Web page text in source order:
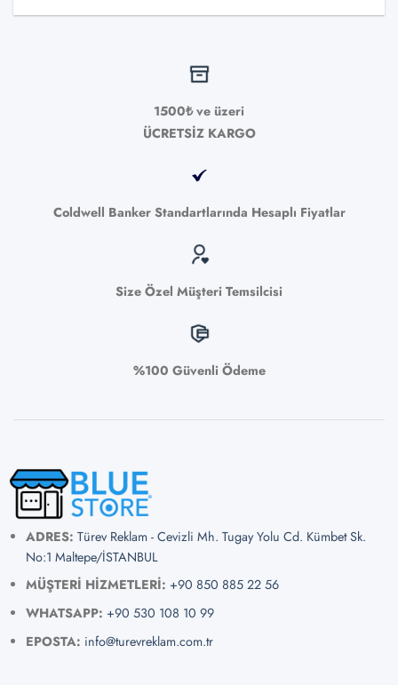
1500₺ ve üzeri
ÜCRETSİZ KARGO
Coldwell Banker Standartlarında Hesaplı Fiyatlar
Size Özel Müşteri Temsilcisi
%100 Güvenli Ödeme
ADRES: Türev Reklam - Cevizli Mh. Tugay Yolu Cd. Kümbet Sk.
No:1 Maltepe/İSTANBUL
MÜŞTERİ HİZMETLERİ: +90 850 885 22 56
WHATSAPP: +90 530 108 10 99
EPOSTA: info@turevreklam.com.tr